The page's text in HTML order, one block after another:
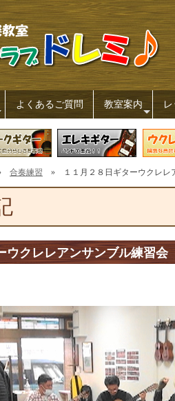
よくあるご質問 教室案内
合奏練習 » １１月２８日ギターウクレレ
ウクレレアンサンブル練習会